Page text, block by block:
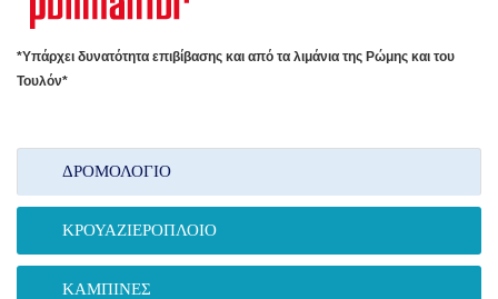
*Υπάρχει δυνατότητα επιβίβασης και από τα λιμάνια της Ρώμης και του
Τουλόν*
ΔΡΟΜΟΛΌΓΙΟ
ΚΡΟΥΑΖΙΕΡΌΠΛΟΙΟ
ΚΑΜΠΊΝΕΣ